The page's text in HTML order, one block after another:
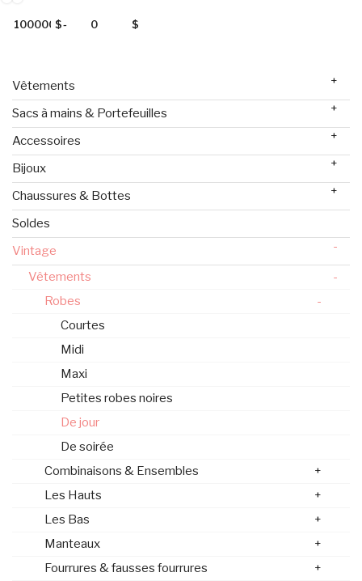
$- $
Vêtements +
Sacs à mains & Portefeuilles +
Accessoires +
Bijoux +
Chaussures & Bottes +
Soldes
Vintage
-
Vêtements
-
Robes
-
Courtes
Midi
Maxi
Petites robes noires
De jour
De soirée
Combinaisons & Ensembles
+
Les Hauts
+
Les Bas
+
Manteaux
+
Fourrures & fausses fourrures
+